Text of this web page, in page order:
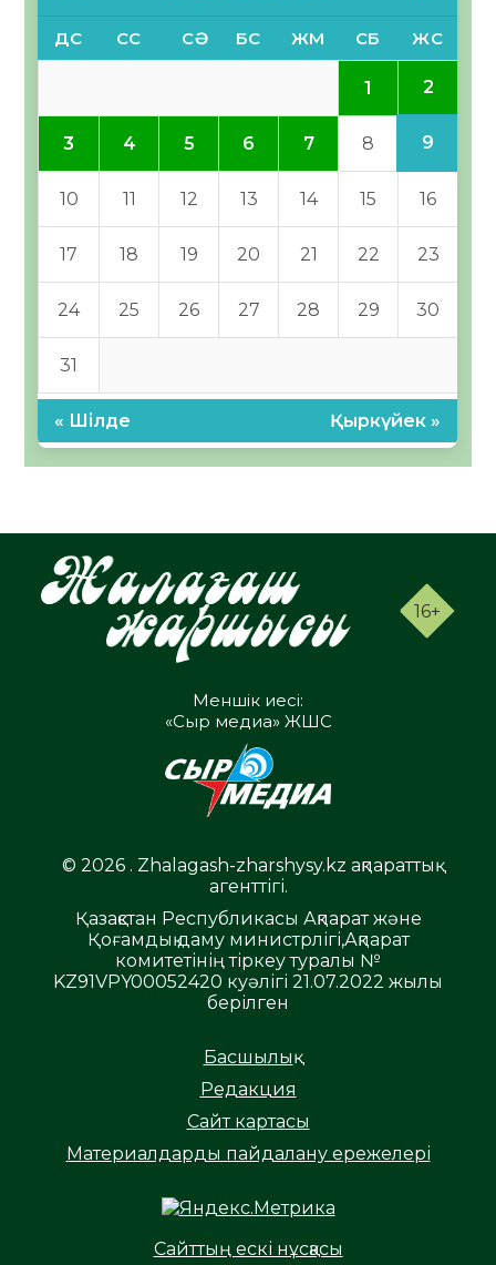
ДС СС СӘ БС ЖМ СБ ЖС
1 2
3 4 5 6 7 8 9
10 11 12 13 14 15 16
17 18 19 20 21 22 23
24 25 26 27 28 29 30
31
« Шілде Қыркүйек »
16+
Меншік иесі:
«Сыр медиа» ЖШС
© 2026 . Zhalagash-zharshysy.kz ақпараттық
агенттігі.
Қазақстан Республикасы Ақпарат және
Қоғамдық даму министрлігі,Ақпарат
комитетінің тіркеу туралы №
KZ91VPY00052420 куәлігі 21.07.2022 жылы
берілген
Басшылық
Редакция
Сайт картасы
Материалдарды пайдалану ережелері
Сайттың ескі нұсқасы